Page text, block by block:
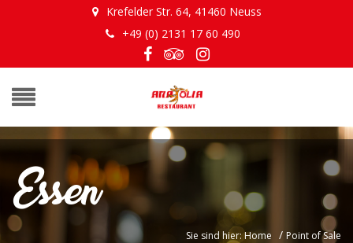
Krefelder Str. 64, 41460 Neuss
+49 (0) 2131 17 60 490
Essen
Sie sind hier: Home / Point of Sale